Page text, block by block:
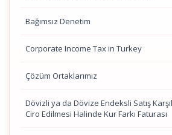
Bağımsız Denetim
Corporate Income Tax in Turkey
Çözüm Ortaklarımız
Dövizli ya da Dövize Endeksli Satış
Ciro Edilmesi Halinde Kur Farkı Faturası